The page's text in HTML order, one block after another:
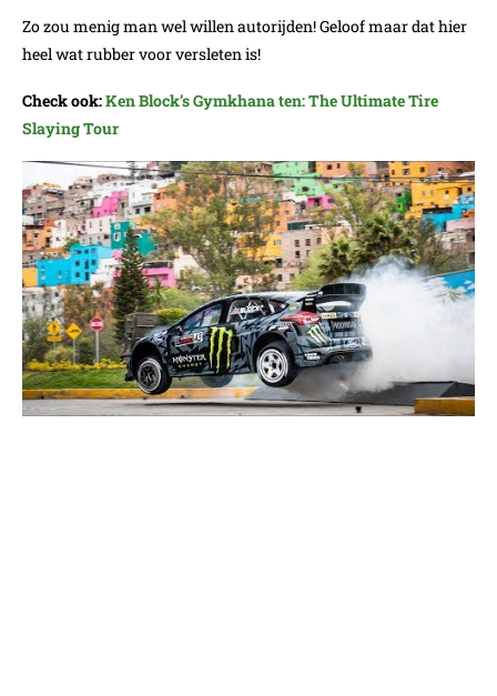
Zo zou menig man wel willen autorijden! Geloof maar dat hier
heel wat rubber voor versleten is!
Check ook:Ken Block’s Gymkhana ten: The Ultimate Tire
Slaying Tour